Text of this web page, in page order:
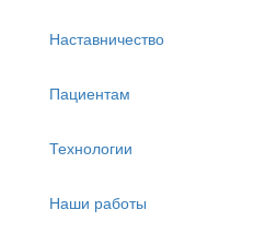
Наставничество
Пациентам
Технологии
Наши работы